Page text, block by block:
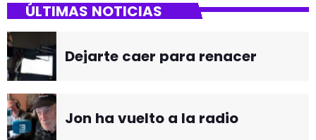
ÚLTIMAS NOTICIAS
Dejarte caer para renacer
Jon ha vuelto a la radio